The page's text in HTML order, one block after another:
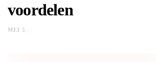
voordelen
MEI 5